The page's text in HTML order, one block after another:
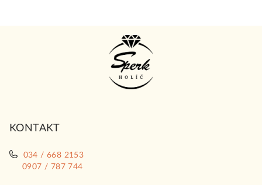
KONTAKT
034 / 668 2153
0907 / 787 744